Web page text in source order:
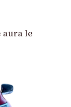
aura le